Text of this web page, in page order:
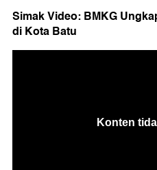
Simak Video: BMKG
di Kota Batu